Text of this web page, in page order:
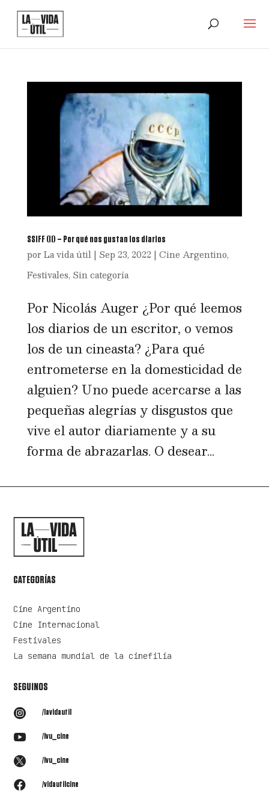
SSIFF (II) – Por qué nos gustan los diarios
por La vida útil| Sep 23, 2022 | Cine Argentino,
Festivales, Sin categoría
Por Nicolás Auger ¿Por qué leemos
los diarios de un escritor, o vemos
los de un cineasta? ¿Para qué
entrometerse en la domesticidad de
alguien? Uno puede acercarse a las
pequeñas alegrías y disgustos que
vive el autor diariamente y a su
forma de abrazarlas. O desear...
CATEGORÍAS
Cine Argentino
Cine Internacional
Festivales
La semana mundial de la cinefilia
SEGUINOS
 /lavidautil
 /lvu_cine
 /lvu_cine
 /vidautilcine